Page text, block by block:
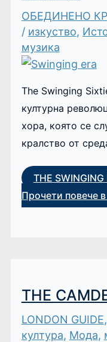
ОБЕДИНЕНО
/ изкуство,
музика
The Swinging
културна
хора, която се
кралство от
THE
Прочети повече в
THE
LONDON GUIDE,
култура, Мода,